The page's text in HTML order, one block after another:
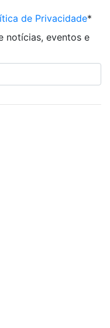
de Privacidade*
notícias, eventos e